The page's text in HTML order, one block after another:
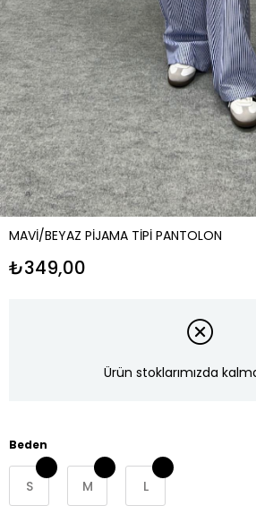
MAVI/BEYAZ PIJAMA TIPI PANTOLON
₺349,00
Ürün stoklarımızda
Beden
S M L